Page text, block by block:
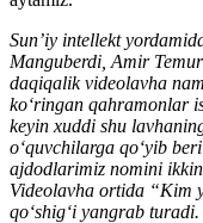
Sunʼiy intellekt
Manguberdi, Amir
daqiqalik videolavha
koʻringan qahramonlar
keyin xuddi shu
oʻquvchilarga qoʻyib
ajdodlarimiz nomini
Videolavha ortida “Kim
qoʻshigʻi yangrab turadi.